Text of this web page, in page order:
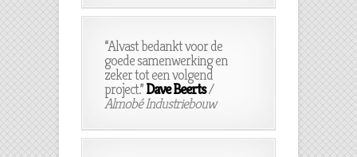
“Alvast bedankt voor de
goede samenwerking en
zeker tot een volgend
project.”Dave Beerts/
Almobé Industriebouw